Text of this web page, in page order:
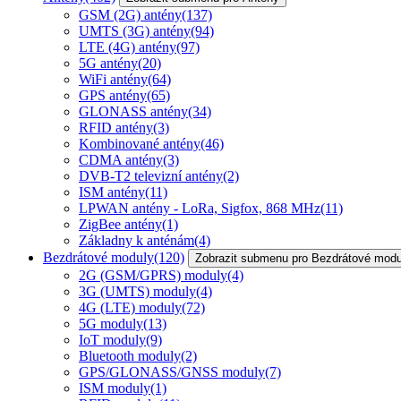
GSM (2G) antény(137)
UMTS (3G) antény(94)
LTE (4G) antény(97)
5G antény(20)
WiFi antény(64)
GPS antény(65)
GLONASS antény(34)
RFID antény(3)
Kombinované antény(46)
CDMA antény(3)
DVB-T2 televizní antény(2)
ISM antény(11)
LPWAN antény - LoRa, Sigfox, 868 MHz(11)
ZigBee antény(1)
Základny k anténám(4)
Bezdrátové moduly(120) Zobrazit submenu pro Bezdrátové
2G (GSM/GPRS) moduly(4)
3G (UMTS) moduly(4)
4G (LTE) moduly(72)
5G moduly(13)
IoT moduly(9)
Bluetooth moduly(2)
GPS/GLONASS/GNSS moduly(7)
ISM moduly(1)